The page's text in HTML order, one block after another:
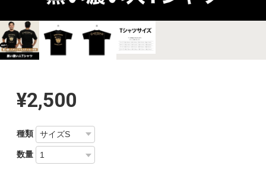
¥2,500
種類
数量